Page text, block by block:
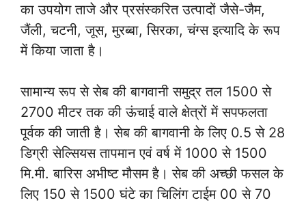
का उपयोग ताजे और प्रसंस्करित उत्पादों जैसे-जैम,
जैंली, चटनी, जूस, मुरब्बा, सिरका, चंग्स इत्यादि के रूप
में किया जाता है।
सामान्य रूप से सेब की बागवानी समुद्र तल 1500 से
2700 मीटर तक की ऊंचाई वाले क्षेत्रों में सपफलता
पूर्वक की जाती है। सेब की बागवानी के लिए 0.5 से 28
डिग्री सेल्सियस तापमान एवं वर्ष में 1000 से 1500
मि.मी. बारिस अभीष्ट मौसम है। सेब की अच्छी फसल के
लिए 150 से 1500 घंटे का चिलिंग टाईम 00 से 70